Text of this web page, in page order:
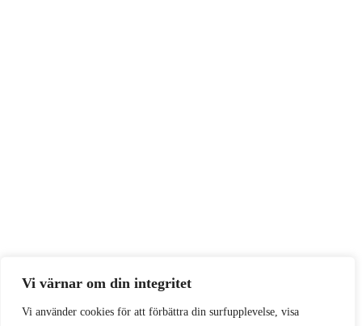
Vi värnar om din integritet
Vi använder cookies för att förbättra din surfupplevelse, visa